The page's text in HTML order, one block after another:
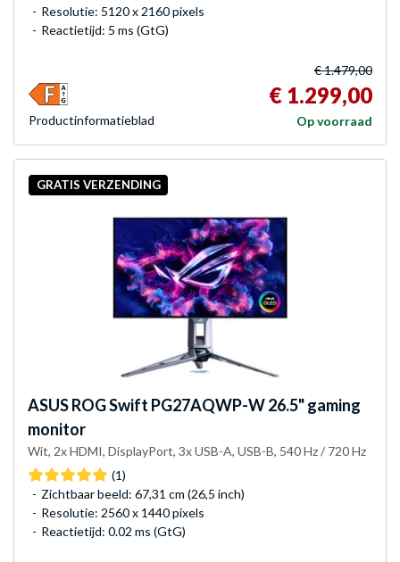
Resolutie: 5120 x 2160 pixels
Reactietijd: 5 ms (GtG)
€ 1.479,00
€ 1.299,00
Op voorraad
Product­informatieblad
GRATIS VERZENDING
ASUSROG Swift PG27AQWP-W 26.5" gaming
monitor
Wit, 2x HDMI, DisplayPort, 3x USB-A, USB-B, 540 Hz / 720 Hz
(1)
Zichtbaar beeld: 67,31 cm (26,5 inch)
Resolutie: 2560 x 1440 pixels
Reactietijd: 0.02 ms (GtG)